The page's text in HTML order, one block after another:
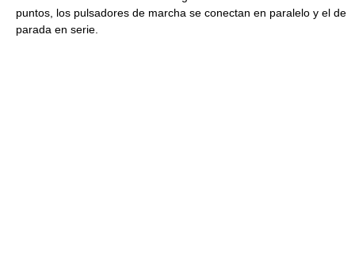
puntos, los pulsadores de marcha se conectan en paralelo y el de
parada en serie.